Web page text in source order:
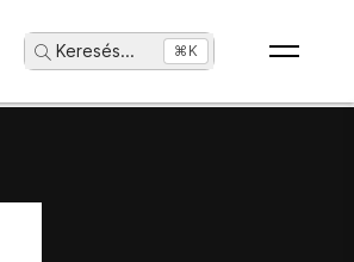
Keresés... ⌘K